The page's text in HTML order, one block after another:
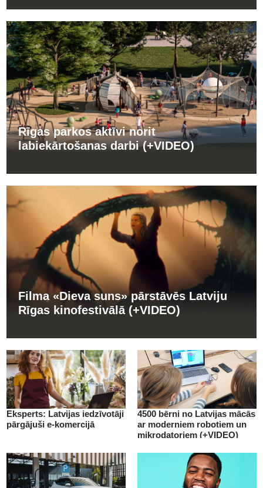
Rīgas parkos aktīvi norit
labiekārtošanas darbi (+VIDEO)
Filma «Dieva suns» pārstāvēs Latviju
Rīgas kinofestivālā (+VIDEO)
Eksperts: Latvijas iedzīvotāji
pārgājuši e-komercijā
4500 bērni no Latvijas mācās
ar moderniem robotiem un
mikrodatoriem (+VIDEO)